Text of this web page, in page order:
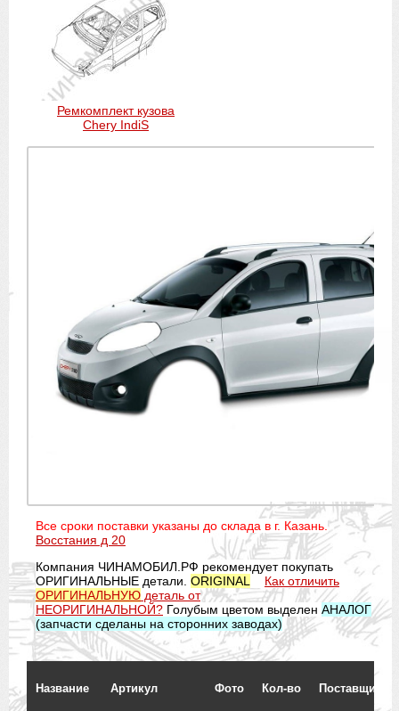
Ремкомплект кузова
Chery IndiS
Все сроки поставки указаны до склада в г. Казань.
Восстания д 20
Компания ЧИНАМОБИЛ.РФ рекомендует покупать
ОРИГИНАЛЬНЫЕ детали. ORIGINAL
Как отличить
ОРИГИНАЛЬНУЮ деталь от
НЕОРИГИНАЛЬНОЙ? Голубым цветом выделен АНАЛОГ
(запчасти сделаны на сторонних заводах)
Название Артикул Фото Кол-во Поставщик